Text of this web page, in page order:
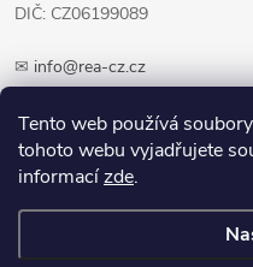
Tento web používá
tohoto webu vyjadřujete
informacízde.
DIČ: CZ06199089
✉ info@rea-cz.cz
Copyright 2026